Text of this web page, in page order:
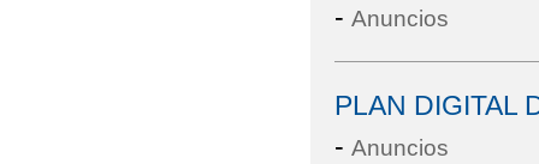
- Anuncios
PLAN DIGITAL
- Anuncios